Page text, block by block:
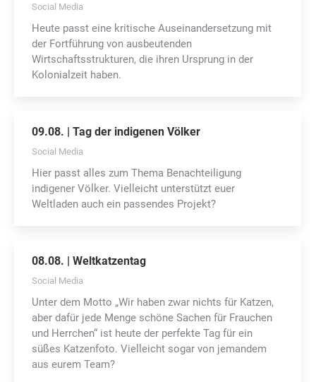
Social Media
Heute passt eine kritische Auseinandersetzung mit
der Fortführung von ausbeutenden
Wirtschaftsstrukturen, die ihren Ursprung in der
Kolonialzeit haben.
09.08. | Tag der indigenen Völker
Social Media
Hier passt alles zum Thema Benachteiligung
indigener Völker. Vielleicht unterstützt euer
Weltladen auch ein passendes Projekt?
08.08. | Weltkatzentag
Social Media
Unter dem Motto „Wir haben zwar nichts für Katzen,
aber dafür jede Menge schöne Sachen für Frauchen
und Herrchen“ ist heute der perfekte Tag für ein
süßes Katzenfoto. Vielleicht sogar von jemandem
aus eurem Team?